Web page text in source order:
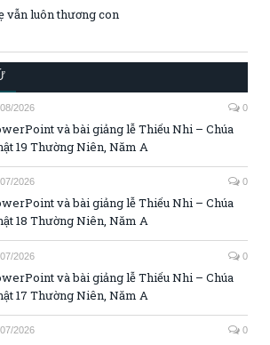
vẫn luôn thương con
2026 0
và bài giảng lễ Thiếu Nhi – Chúa
19 Thường Niên, Năm A
2026 0
và bài giảng lễ Thiếu Nhi – Chúa
18 Thường Niên, Năm A
2026 0
và bài giảng lễ Thiếu Nhi – Chúa
17 Thường Niên, Năm A
2026 0